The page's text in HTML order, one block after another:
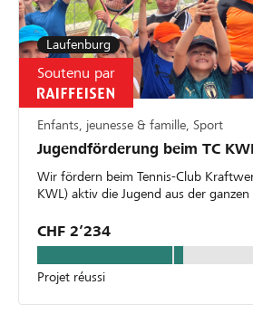
Laufenburg
Soutenu par
Enfants, jeunesse & famille, Sport
Jugendförderung beim TC
Wir fördern beim Tennis-Club
KWL) aktiv die Jugend aus der ganzen
CHF 2’234
Projet réussi